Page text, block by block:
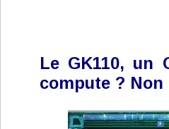
Le GK110, un
compute ? Non